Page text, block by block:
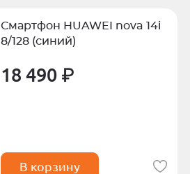
Смартфон HUAWEI nova 14i
8/128 (синий)
18 490 ₽
В корзину